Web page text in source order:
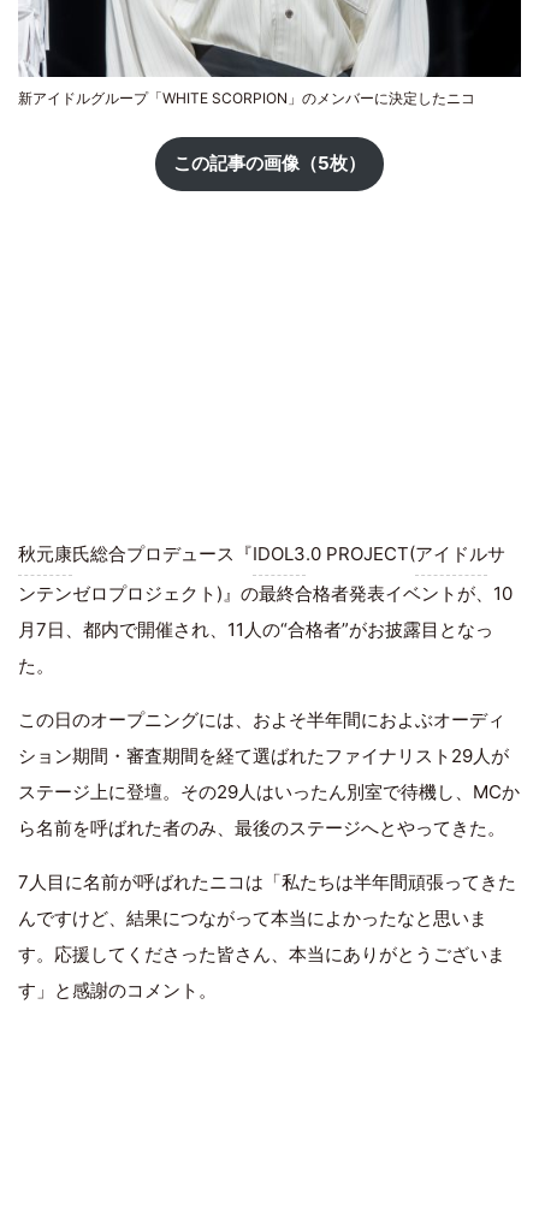
新アイドルグループ「WHITE SCORPION」のメンバーに決定したニコ
この記事の画像（5枚）
秋元康氏総合プロデュース『IDOL3.0 PROJECT(アイドルサ
ンテンゼロプロジェクト)』の最終合格者発表イベントが、10
月7日、都内で開催され、11人の“合格者”がお披露目となっ
た。
この日のオープニングには、およそ半年間におよぶオーディ
ション期間・審査期間を経て選ばれたファイナリスト29人が
ステージ上に登壇。その29人はいったん別室で待機し、MCか
ら名前を呼ばれた者のみ、最後のステージへとやってきた。
7人目に名前が呼ばれたニコは「私たちは半年間頑張ってきた
んですけど、結果につながって本当によかったなと思いま
す。応援してくださった皆さん、本当にありがとうございま
す」と感謝のコメント。